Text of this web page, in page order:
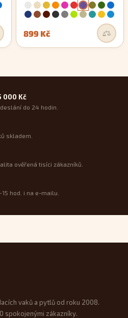
899 Kč
000 Kč
do 24 hodin.
skladem.
ověřená tisíci zákazníků.
hod. i na e-mailu.
vaků a pytlů od roku 2008.
spokojenými zákazníky.